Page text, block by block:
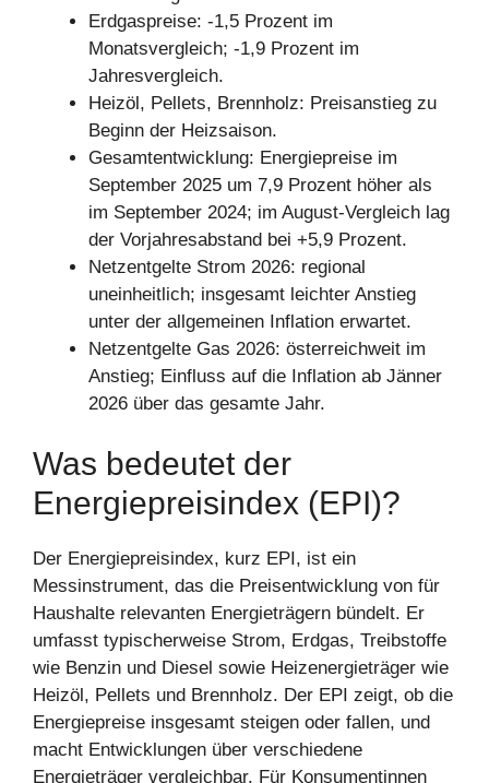
Erdgaspreise: -1,5 Prozent im
Monatsvergleich; -1,9 Prozent im
Jahresvergleich.
Heizöl, Pellets, Brennholz: Preisanstieg zu
Beginn der Heizsaison.
Gesamtentwicklung: Energiepreise im
September 2025 um 7,9 Prozent höher als
im September 2024; im August-Vergleich lag
der Vorjahresabstand bei +5,9 Prozent.
Netzentgelte Strom 2026: regional
uneinheitlich; insgesamt leichter Anstieg
unter der allgemeinen Inflation erwartet.
Netzentgelte Gas 2026: österreichweit im
Anstieg; Einfluss auf die Inflation ab Jänner
2026 über das gesamte Jahr.
Was bedeutet der
Energiepreisindex (EPI)?
Der Energiepreisindex, kurz EPI, ist ein
Messinstrument, das die Preisentwicklung von für
Haushalte relevanten Energieträgern bündelt. Er
umfasst typischerweise Strom, Erdgas, Treibstoffe
wie Benzin und Diesel sowie Heizenergieträger wie
Heizöl, Pellets und Brennholz. Der EPI zeigt, ob die
Energiepreise insgesamt steigen oder fallen, und
macht Entwicklungen über verschiedene
Energieträger vergleichbar. Für Konsumentinnen